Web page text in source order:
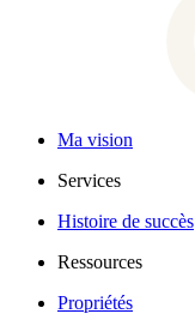
Ma vision
Services
Histoire de succès
Ressources
Propriétés